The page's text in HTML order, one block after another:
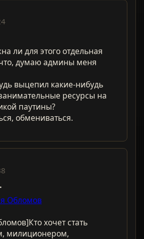
ли для этого отдельная
думаю админы меня
выцепил какие-нибудь
ресурсы на
паутины?
обмениваться.
Обломов
хочет стать
милиционером,